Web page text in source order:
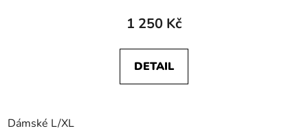
1 250 Kč
DETAIL
Dámské L/XL